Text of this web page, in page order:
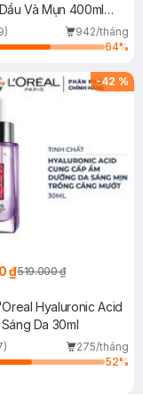
Và Mụn 400ml
942/tháng
64%
-42 %
₫519.000 ₫
Hyaluronic Acid
Da 30ml
275/tháng
52%